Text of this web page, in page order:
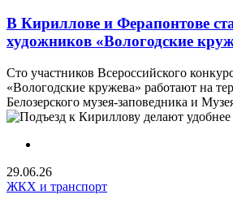
В Кириллове и Ферапонтове
художников «Вологодские
Сто участников Всероссийского
«Вологодские кружева» работают на
Белозерского музея-заповедника и
29.06.26
ЖКХ и транспорт